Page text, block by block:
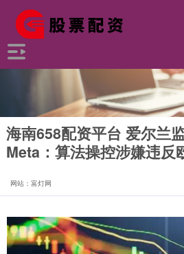
海南658配资平台 爱尔兰
Meta：算法操控涉嫌违反
网站：富灯网